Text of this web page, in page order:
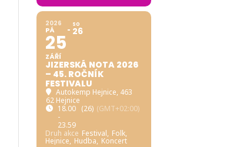
2026
PÁ
25
ZÁŘÍ
SO
26
JIZERSKÁ NOTA 2026
– 45. ROČNÍK
FESTIVALU
Autokemp Hejnice, 463
62 Hejnice
18.00
-
23.59
(26) (GMT+02:00)
Druh akce Festival, Folk,
Hejnice, Hudba, Koncert